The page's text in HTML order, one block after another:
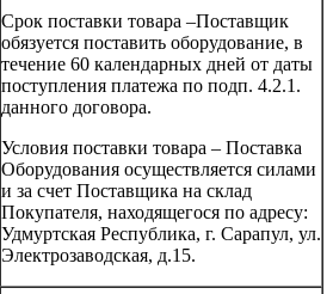
Срок поставки товара –Поставщик
обязуется поставить оборудование, в
течение 60 календарных дней от даты
поступления платежа по подп. 4.2.1.
данного договора.
Условия поставки товара – Поставка
Оборудования осуществляется силами
и за счет Поставщика на склад
Покупателя, находящегося по адресу:
Удмуртская Республика, г. Сарапул, ул.
Электрозаводская, д.15.